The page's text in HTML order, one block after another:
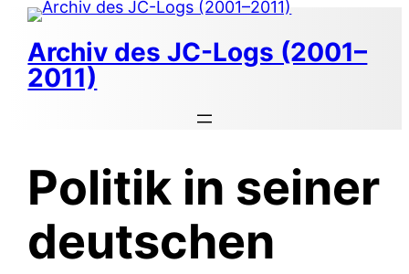
Zum
Inhalt
springen
Archiv des JC-Logs (2001–
2011)
Politik in seiner
deutschen